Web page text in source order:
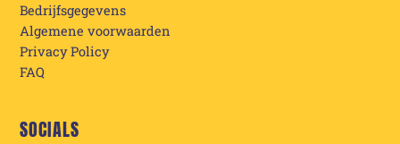
Bedrijfsgegevens
Algemene voorwaarden
Privacy Policy
FAQ
SOCIALS